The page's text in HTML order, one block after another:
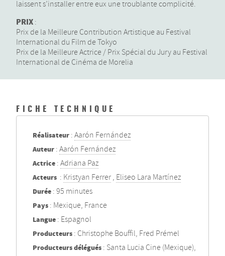
laissent s’installer entre eux une troublante complicité.
PRIX :
Prix de la Meilleure Contribution Artistique au Festival
International du Film de Tokyo
Prix de la Meilleure Actrice / Prix Spécial du Jury au Festival
International de Cinéma de Morelia
FICHE TECHNIQUE
Réalisateur : Aarón Fernández
Auteur : Aarón Fernández
Actrice : Adriana Paz
Acteurs : Kristyan Ferrer , Eliseo Lara Martínez
Durée : 95 minutes
Pays : Mexique, France
Langue : Espagnol
Producteurs : Christophe Bouffil, Fred Prémel
Producteurs délégués : Santa Lucia Cine (Mexique),